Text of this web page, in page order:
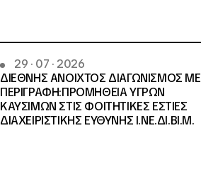
29 · 07 · 2026
ΔΙΕΘΝΗΣ ΑΝΟΙΧΤΟΣ ΔΙΑΓΩΝΙΣΜΟΣ ΜΕ
ΠΕΡΙΓΡΑΦΗ:ΠΡΟΜΗΘΕΙΑ ΥΓΡΩΝ
ΚΑΥΣΙΜΩΝ ΣΤΙΣ ΦΟΙΤΗΤΙΚΕΣ ΕΣΤΙΕΣ
ΔΙΑΧΕΙΡΙΣΤΙΚΗΣ ΕΥΘΥΝΗΣ Ι.ΝΕ.ΔΙ.ΒΙ.Μ.